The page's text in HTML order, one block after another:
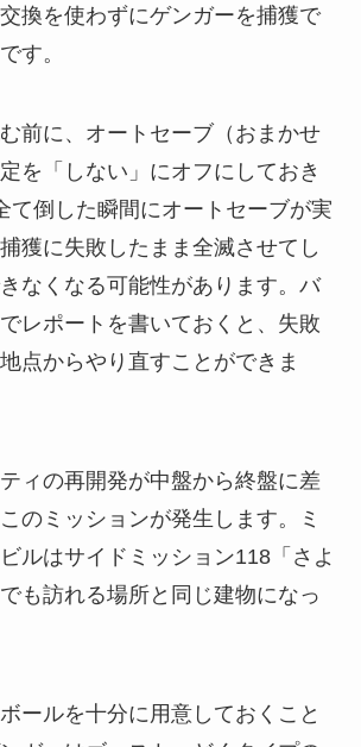
換を使わずにゲンガーを捕獲で
す。
前に、オートセーブ（おまかせ
を「しない」にオフにしておき
て倒した瞬間にオートセーブが実
獲に失敗したまま全滅させてし
なくなる可能性があります。バ
レポートを書いておくと、失敗
点からやり直すことができま
ィの再開発が中盤から終盤に差
のミッションが発生します。ミ
ルはサイドミッション118「さよ
も訪れる場所と同じ建物になっ
ールを十分に用意しておくこと